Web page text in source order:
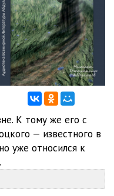
12:55
13:04
07:46
09:27
09:48
07:08
06:10
К тому же его с
— известного в
уже относился к